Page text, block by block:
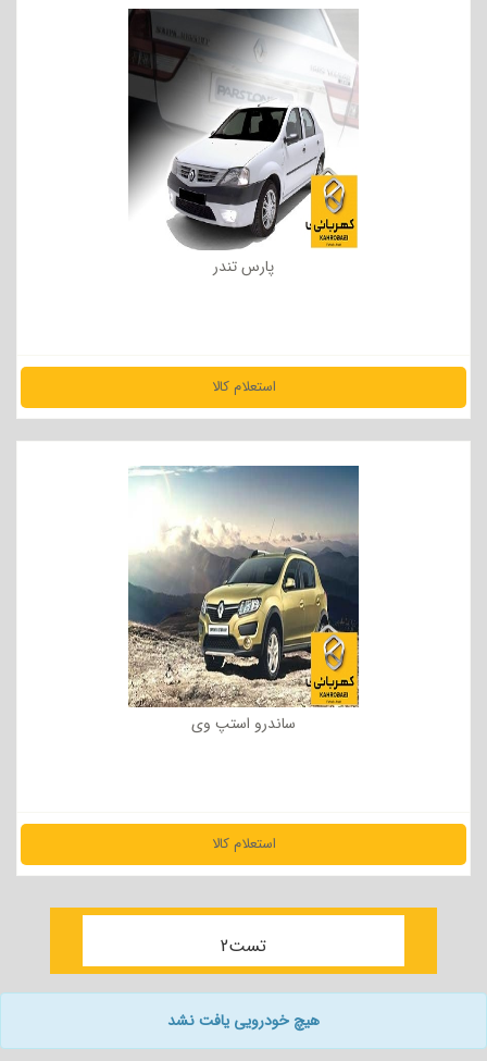
پارس تندر
استعلام کالا
مشاهده جزئیات
ساندرو استپ وی
استعلام کالا
تست2
هیچ خودرویی یافت نشد